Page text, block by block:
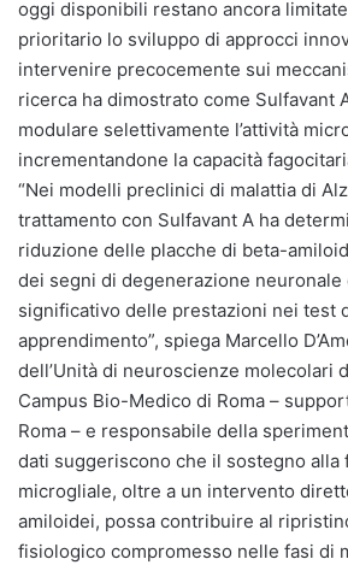
oggi disponibili restano ancora
prioritario lo sviluppo di approcci
intervenire precocemente sui
ricerca ha dimostrato come Sulfavant
modulare selettivamente l’attività
incrementandone la capacità
“Nei modelli preclinici di malattia di
trattamento con Sulfavant A ha
riduzione delle placche di beta-
dei segni di degenerazione
significativo delle prestazioni nei test
apprendimento”, spiega Marcello
dell’Unità di neuroscienze molecolari
Campus Bio-Medico di Roma –
Roma – e responsabile della
dati suggeriscono che il sostegno alla
microgliale, oltre a un intervento
amiloidei, possa contribuire al
fisiologico compromesso nelle fasi di